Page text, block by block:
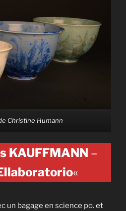
Christine Humann
KAUFFMANN –
«
un bagage en science po. et